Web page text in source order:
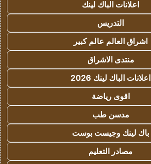
اعلانات الباك لينك
التدريس
اشراق العالم عالم كبير
منتدى الاشراق
اعلانات الباك لينك 2026
اقوى رياضة
مدسن طب
باك لينك وجيست بوست
مصادر التعليم